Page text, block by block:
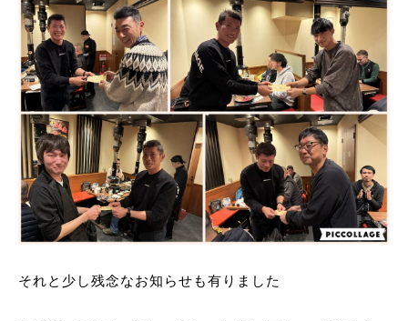
それと少し残念なお知らせも有りました